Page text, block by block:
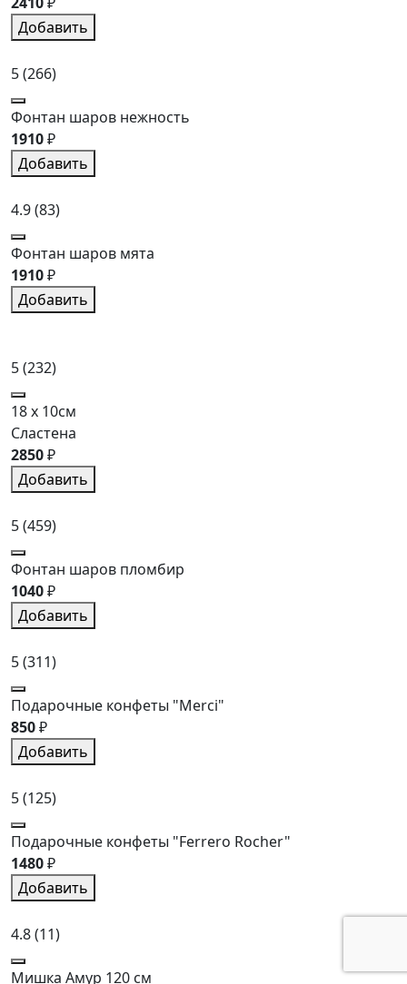
Добавить
5(266)
Фонтан шаров нежность
1910₽
Добавить
4.9(83)
Фонтан шаров мята
1910₽
Добавить
5(232)
18 x 10см
Сластена
2850₽
Добавить
5(459)
Фонтан шаров пломбир
1040₽
Добавить
5(311)
Подарочные конфеты "Merci"
850₽
Добавить
5(125)
Подарочные конфеты "Ferrero Rocher"
1480₽
Добавить
4.8(11)
Мишка Амур 120 см